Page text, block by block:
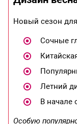
Новый сезон
Сочные
Летний
В начале
Особую